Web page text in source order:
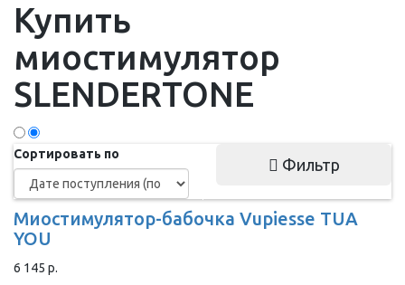
Купить
миостимулятор
SLENDERTONE
Сортировать по
Фильтр
Миостимулятор-бабочка Vupiesse TUA
YOU
6 145 р.